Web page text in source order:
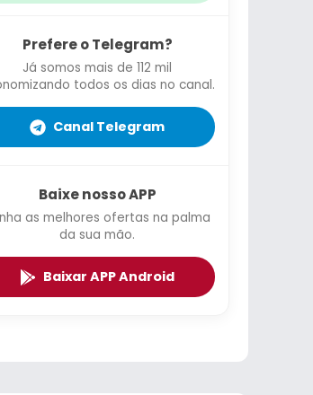
Prefere o Telegram?
Já somos mais de 112 mil
todos os dias no canal.
Canal Telegram
Baixe nosso APP
as melhores ofertas na palma
da sua mão.
Baixar APP Android